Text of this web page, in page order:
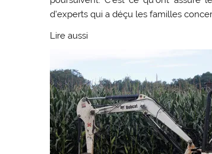
d’experts qui a déçu les familles
Lire aussi